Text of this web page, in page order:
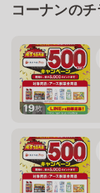
コーナンの
19枚